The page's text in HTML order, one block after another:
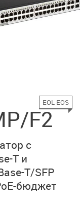
F2
EOL EOS
с
T и
T/SFP